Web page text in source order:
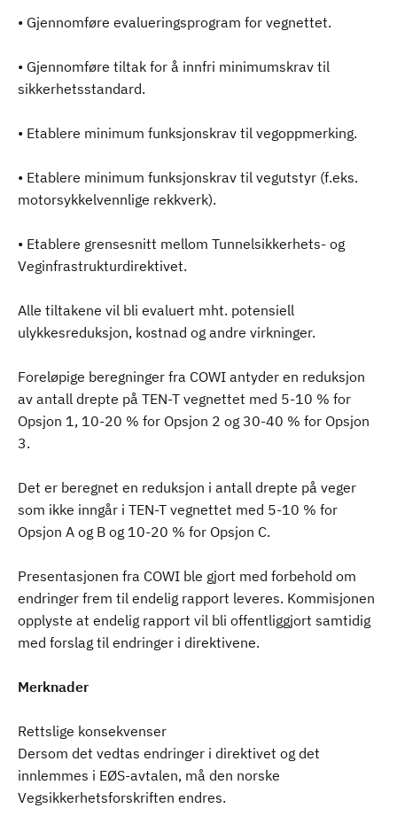
• Gjennomføre evalueringsprogram for vegnettet.
• Gjennomføre tiltak for å innfri minimumskrav til
sikkerhetsstandard.
• Etablere minimum funksjonskrav til vegoppmerking.
• Etablere minimum funksjonskrav til vegutstyr (f.eks.
motorsykkelvennlige rekkverk).
• Etablere grensesnitt mellom Tunnelsikkerhets- og
Veginfrastrukturdirektivet.
Alle tiltakene vil bli evaluert mht. potensiell
ulykkesreduksjon, kostnad og andre virkninger.
Foreløpige beregninger fra COWI antyder en reduksjon
av antall drepte på TEN-T vegnettet med 5-10 % for
Opsjon 1, 10-20 % for Opsjon 2 og 30-40 % for Opsjon
3.
Det er beregnet en reduksjon i antall drepte på veger
som ikke inngår i TEN-T vegnettet med 5-10 % for
Opsjon A og B og 10-20 % for Opsjon C.
Presentasjonen fra COWI ble gjort med forbehold om
endringer frem til endelig rapport leveres. Kommisjonen
opplyste at endelig rapport vil bli offentliggjort samtidig
med forslag til endringer i direktivene.
Merknader
Rettslige konsekvenser
Dersom det vedtas endringer i direktivet og det
innlemmes i EØS-avtalen, må den norske
Vegsikkerhetsforskriften endres.